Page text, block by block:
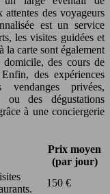
attentes des voyageurs
est un service
les visites guidées et
la carte sont également
domicile, des cours de
des expériences
privées,
ou des dégustations
à une conciergerie
Prix moyen
(par jour)
150 €